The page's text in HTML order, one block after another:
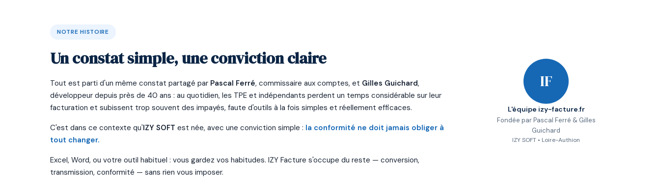
NOTRE HISTOIRE
Un constat simple, une conviction claire
Tout est parti d'un même constat partagé par Pascal Ferré, commissaire aux comptes, et Gilles Guichard,
développeur depuis près de 40 ans : au quotidien, les TPE et indépendants perdent un temps considérable sur leur
facturation et subissent trop souvent des impayés, faute d'outils à la fois simples et réellement efficaces.
C'est dans ce contexte qu'IZY SOFT est née, avec une conviction simple : la conformité ne doit jamais obliger à
tout changer.
Excel, Word, ou votre outil habituel : vous gardez vos habitudes. IZY Facture s'occupe du reste — conversion,
transmission, conformité — sans rien vous imposer.
IF
L'équipe izy-facture.fr
Fondée par Pascal Ferré & Gilles
Guichard
IZY SOFT • Loire-Authion